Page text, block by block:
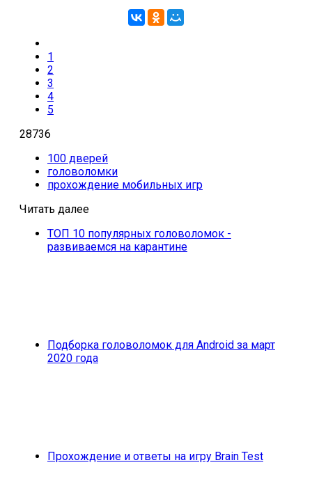
1
2
3
4
5
28736
100 дверей
головоломки
прохождение мобильных игр
Читать далее
ТОП 10 популярных головоломок -
развиваемся на карантине
Подборка головоломок для Android за март
2020 года
Прохождение и ответы на игру Brain Test